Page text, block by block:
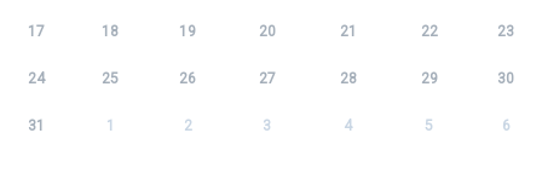
17 18 19 20 21 22 23
24 25 26 27 28 29 30
31 1 2 3 4 5 6